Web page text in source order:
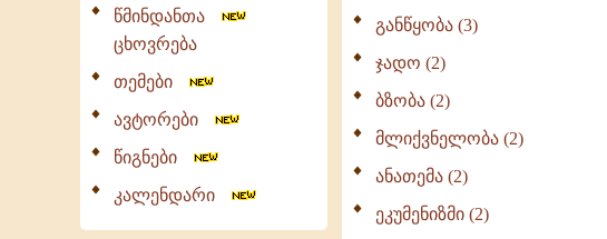
წმინდანთა
ცხოვრება
თემები
ავტორები
წიგნები
კალენდარი
განწყობა (3)
ჯადო (2)
ბზობა (2)
მლიქვნელობა (2)
ანათემა (2)
ეკუმენიზმი (2)